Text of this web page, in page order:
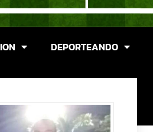
DEPORTEANDO